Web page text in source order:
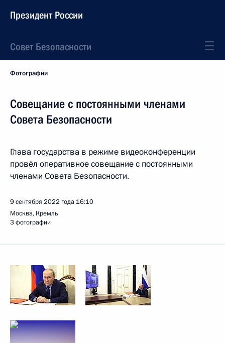
Президент России
Совет Безопасности
Фотографии
Совещание с постоянными членами
Совета Безопасности
Глава государства в режиме видеоконференции
провёл оперативное совещание с постоянными
членами Совета Безопасности.
9 сентября 2022 года 16:10
Москва, Кремль
3 фотографии